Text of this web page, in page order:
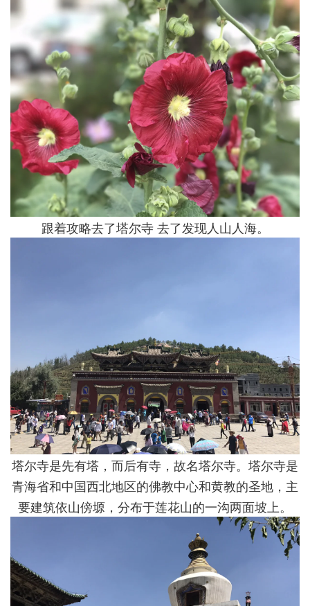
跟着攻略去了塔尔寺 去了发现人山人海。
塔尔寺是先有塔，而后有寺，故名塔尔寺。塔尔寺是
青海省和中国西北地区的佛教中心和黄教的圣地，主
要建筑依山傍塬，分布于莲花山的一沟两面坡上。